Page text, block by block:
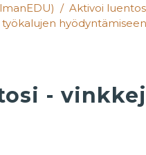
Aktivoi
työkalujen hyödyntämiseen
-